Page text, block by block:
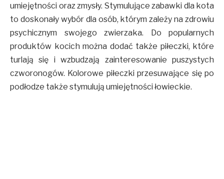
umiejętności oraz zmysły. Stymulujące zabawki dla kota
to doskonały wybór dla osób, którym zależy na zdrowiu
psychicznym swojego zwierzaka. Do popularnych
produktów kocich można dodać także piłeczki, które
turlają się i wzbudzają zainteresowanie puszystych
czworonogów. Kolorowe piłeczki przesuwające się po
podłodze także stymulują umiejętności łowieckie.